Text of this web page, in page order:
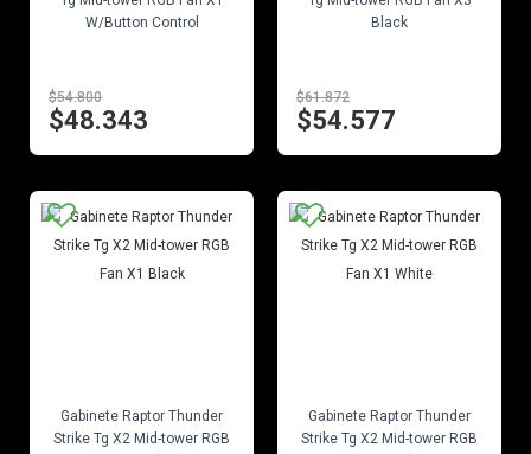
W/Button Control
$54.800
$48.343
Black
$61.872
$54.577
Gabinete Raptor Thunder
Strike Tg X2 Mid-tower RGB
Gabinete Raptor Thunder
Strike Tg X2 Mid-tower RGB